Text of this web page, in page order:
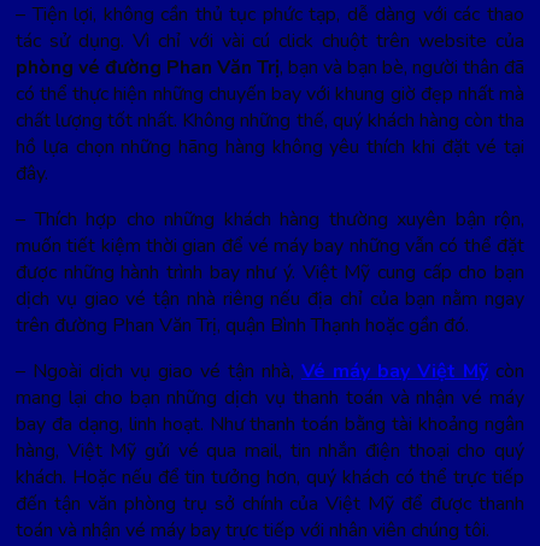
– Tiện lợi, không cần thủ tục phức tạp, dễ dàng với các thao
tác sử dụng. Vì chỉ với vài cú click chuột trên website của
phòng vé đường Phan Văn Trị, bạn và bạn bè, người thân đã
có thể thực hiện những chuyến bay với khung giờ đẹp nhất mà
chất lượng tốt nhất. Không những thế, quý khách hàng còn tha
hồ lựa chọn những hãng hàng không yêu thích khi đặt vé tại
đây.
– Thích hợp cho những khách hàng thường xuyên bận rộn,
muốn tiết kiệm thời gian để vé máy bay những vẫn có thể đặt
được những hành trình bay như ý. Việt Mỹ cung cấp cho bạn
dịch vụ giao vé tận nhà riêng nếu địa chỉ của bạn nằm ngay
trên đường Phan Văn Trị, quận Bình Thạnh hoặc gần đó.
– Ngoài dịch vụ giao vé tận nhà, Vé máy bay Việt Mỹ còn
mang lại cho bạn những dịch vụ thanh toán và nhận vé máy
bay đa dạng, linh hoạt. Như thanh toán bằng tài khoảng ngân
hàng, Việt Mỹ gửi vé qua mail, tin nhắn điện thoại cho quý
khách. Hoặc nếu để tin tưởng hơn, quý khách có thể trực tiếp
đến tận văn phòng trụ sở chính của Việt Mỹ để được thanh
toán và nhận vé máy bay trực tiếp với nhân viên chúng tôi.